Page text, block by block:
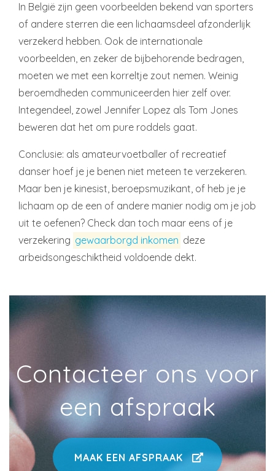
In België zijn geen voorbeelden bekend van sporters
of andere sterren die een lichaamsdeel afzonderlijk
verzekerd hebben. Ook de internationale
voorbeelden, en zeker de bijbehorende bedragen,
moeten we met een korreltje zout nemen. Weinig
beroemdheden communiceerden hier zelf over.
Integendeel, zowel Jennifer Lopez als Tom Jones
beweren dat het om pure roddels gaat.
Conclusie: als amateurvoetballer of recreatief
danser hoef je je benen niet meteen te verzekeren.
Maar ben je kinesist, beroepsmuzikant, of heb je je
lichaam op de een of andere manier nodig om je job
uit te oefenen? Check dan toch maar eens of je
verzekering gewaarborgd inkomen deze
arbeidsongeschiktheid voldoende dekt.
Contacteer ons voor
een afspraak
MAAK EEN AFSPRAAK